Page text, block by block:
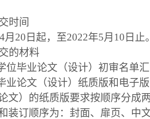
时间
月20日起，至2022年5月10日止
的材料
位毕业论文（设计）初审名单
业论文（设计）纸质版和电子
文）的纸质版要求按顺序分成
装订顺序为：封面、扉页、中